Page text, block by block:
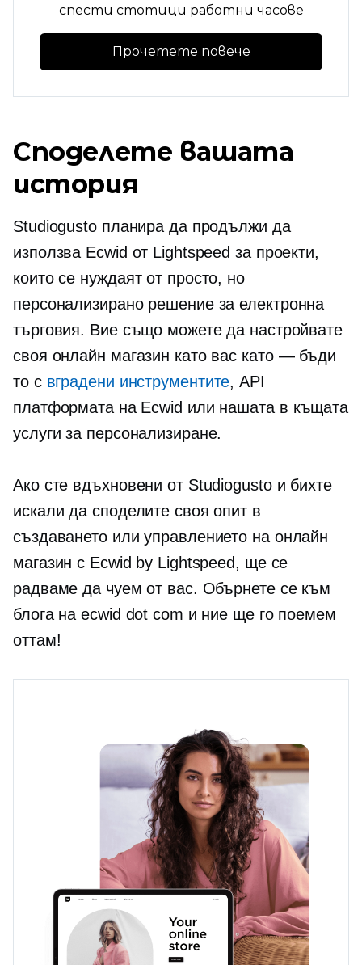
спести стотици работни часове
Прочетете повече
Споделете вашата
история
Studiogusto планира да продължи да
използва Ecwid от Lightspeed за проекти,
които се нуждаят от просто, но
персонализирано решение за електронна
търговия. Вие също можете да настройвате
своя онлайн магазин като вас като — бъди
то с вградени инструментите, API
платформата на Ecwid или нашата в къщата
услуги за персонализиране.
Ако сте вдъхновени от Studiogusto и бихте
искали да споделите своя опит в
създаването или управлението на онлайн
магазин с Ecwid by Lightspeed, ще се
радваме да чуем от вас. Обърнете се към
блога на ecwid dot com и ние ще го поемем
оттам!